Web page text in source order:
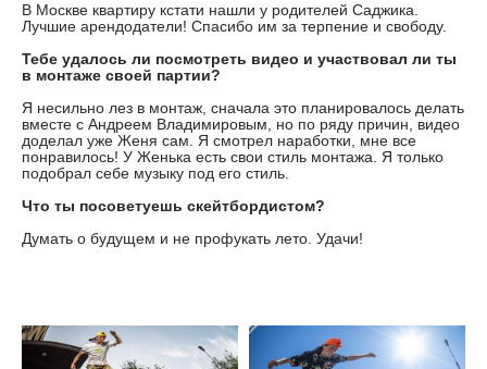
В Москве квартиру кстати нашли у родителей Саджика.
Лучшие арендодатели! Спасибо им за терпение и свободу.
Тебе удалось ли посмотреть видео и участвовал ли ты
в монтаже своей партии?
Я несильно лез в монтаж, сначала это планировалось делать
вместе с Андреем Владимировым, но по ряду причин, видео
доделал уже Женя сам. Я смотрел наработки, мне все
понравилось! У Женька есть свои стиль монтажа. Я только
подобрал себе музыку под его стиль.
Что ты посоветуешь скейтбордистом?
Думать о будущем и не профукать лето. Удачи!